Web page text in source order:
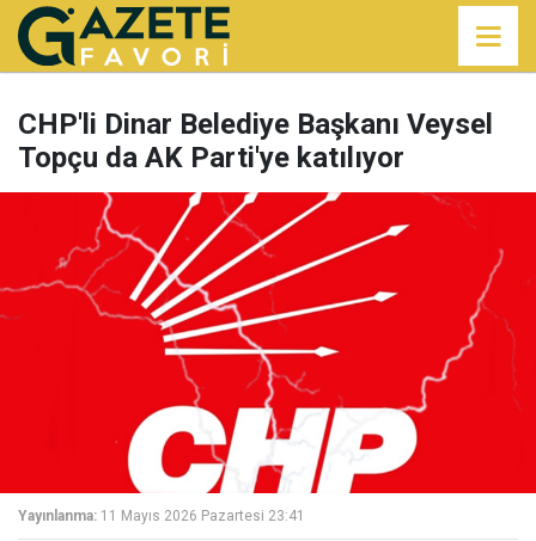
CHP'li Dinar Belediye Başkanı Veysel
Topçu da AK Parti'ye katılıyor
Yayınlanma: 11 Mayıs 2026 Pazartesi 23:41